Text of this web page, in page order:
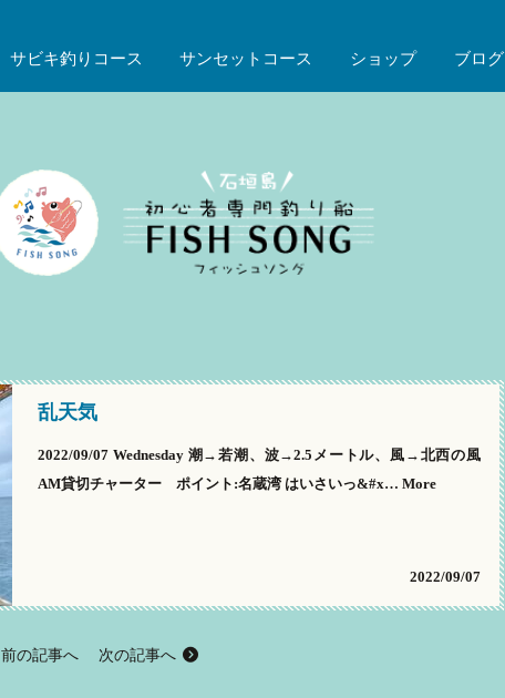
サビキ釣りコース サンセットコース ショップ ブログ
乱天気
2022/09/07 Wednesday 潮→若潮、波→2.5メートル、風→北西の風
AM貸切チャーター ポイント:名蔵湾 はいさいっ&#x… More
2022/09/07
前の記事へ 次の記事へ